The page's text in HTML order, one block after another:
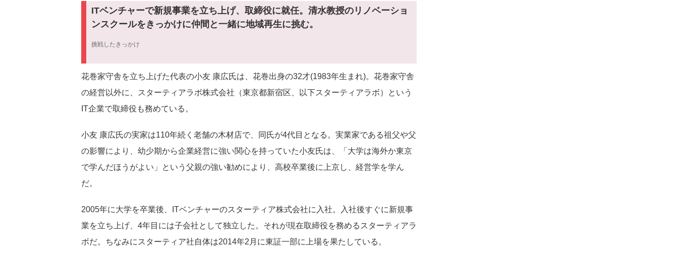
ITベンチャーで新規事業を立ち上げ、取締役に就任。清水教授のリノベーショ
ンスクールをきっかけに仲間と一緒に地域再生に挑む。
挑戦したきっかけ
花巻家守舎を立ち上げた代表の小友 康広氏は、花巻出身の32才(1983年生まれ)。花巻家守舎
の経営以外に、スターティアラボ株式会社（東京都新宿区、以下スターティアラボ）という
IT企業で取締役も務めている。
小友 康広氏の実家は110年続く老舗の木材店で、同氏が4代目となる。実業家である祖父や父
の影響により、幼少期から企業経営に強い関心を持っていた小友氏は、「大学は海外か東京
で学んだほうがよい」という父親の強い勧めにより、高校卒業後に上京し、経営学を学ん
だ。
2005年に大学を卒業後、ITベンチャーのスターティア株式会社に入社。入社後すぐに新規事
業を立ち上げ、4年目には子会社として独立した。それが現在取締役を務めるスターティアラ
ボだ。ちなみにスターティア社自体は2014年2月に東証一部に上場を果たしている。